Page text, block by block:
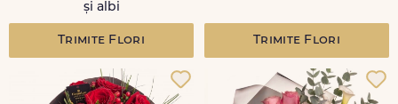
și albi
Trimite Flori Trimite Flori